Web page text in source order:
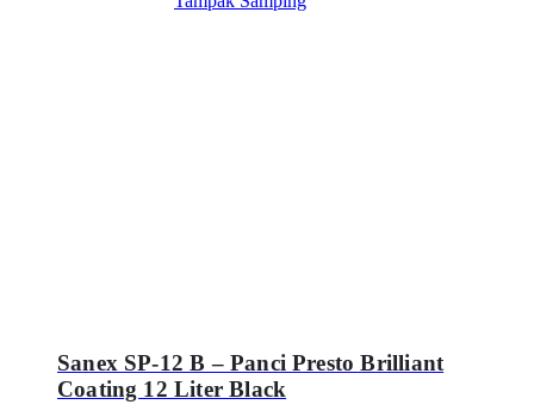
Sanex SP-12 B – Panci Presto Brilliant
Coating 12 Liter Black